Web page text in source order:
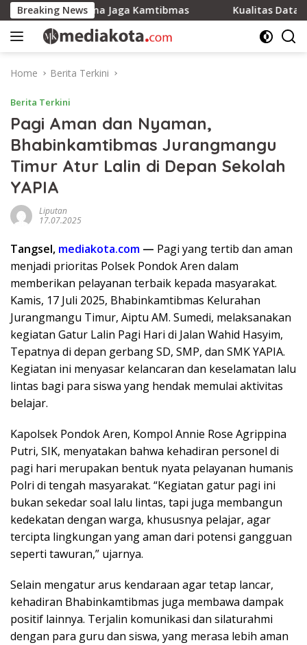
Skip
to
content
Breaking News
Bersama Jaga Kamtibmas Kualitas Data ASN
Home Berita Terkini
Berita Terkini
Pagi Aman dan Nyaman,
Bhabinkamtibmas Jurangmangu
Timur Atur Lalin di Depan Sekolah
YAPIA
Liputan
17.07.2025
Tangsel, mediakota.com — Pagi yang tertib dan aman
menjadi prioritas Polsek Pondok Aren dalam
memberikan pelayanan terbaik kepada masyarakat.
Kamis, 17 Juli 2025, Bhabinkamtibmas Kelurahan
Jurangmangu Timur, Aiptu AM. Sumedi, melaksanakan
kegiatan Gatur Lalin Pagi Hari di Jalan Wahid Hasyim,
Tepatnya di depan gerbang SD, SMP, dan SMK YAPIA.
Kegiatan ini menyasar kelancaran dan keselamatan lalu
lintas bagi para siswa yang hendak memulai aktivitas
belajar.
Kapolsek Pondok Aren, Kompol Annie Rose Agrippina
Putri, SIK, menyatakan bahwa kehadiran personel di
pagi hari merupakan bentuk nyata pelayanan humanis
Polri di tengah masyarakat. “Kegiatan gatur pagi ini
bukan sekedar soal lalu lintas, tapi juga membangun
kedekatan dengan warga, khususnya pelajar, agar
tercipta lingkungan yang aman dari potensi gangguan
seperti tawuran,” ujarnya.
Selain mengatur arus kendaraan agar tetap lancar,
kehadiran Bhabinkamtibmas juga membawa dampak
positif lainnya. Terjalin komunikasi dan silaturahmi
dengan para guru dan siswa, yang merasa lebih aman